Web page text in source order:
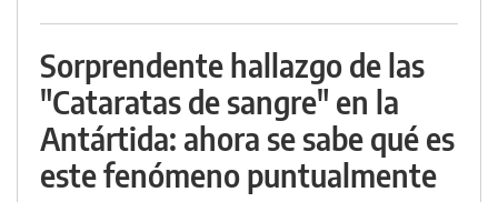
Sorprendente hallazgo de las
"Cataratas de sangre" en la
Antártida: ahora se sabe qué es
este fenómeno puntualmente